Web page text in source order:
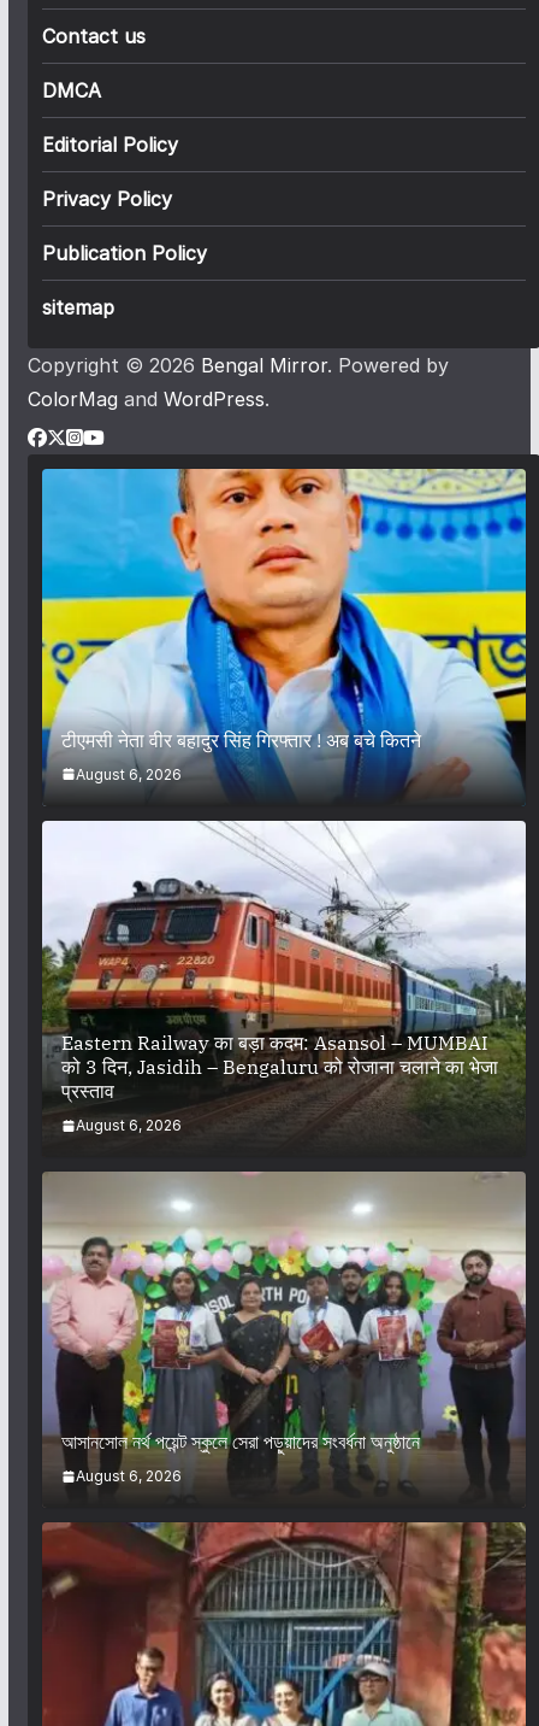
Contact us
DMCA
Editorial Policy
Privacy Policy
Publication Policy
sitemap
Copyright © 2026 Bengal Mirror. Powered by
ColorMag and WordPress.
टीएमसी नेता वीर बहादुर सिंह गिरफ्तार ! अब बचे कितने
August 6, 2026
Eastern Railway का बड़ा कदम: Asansol – MUMBAI
को 3 दिन, Jasidih – Bengaluru को रोजाना चलाने का भेजा
प्रस्ताव
August 6, 2026
আসানসোল নর্থ পয়েন্ট স্কুলে সেরা পড়ুয়াদের সংবর্ধনা অনুষ্ঠানে
August 6, 2026